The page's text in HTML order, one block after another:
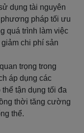
dụng tài nguyên
pháp tối ưu
quá trình làm việc
chi phí sản
trọng trong
áp dụng các
tận dụng tối đa
thời tăng cường
thể.